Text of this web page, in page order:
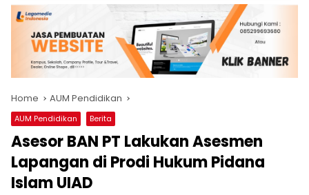
Home AUM Pendidikan
AUM Pendidikan Berita
Asesor BAN PT Lakukan Asesmen
Lapangan di Prodi Hukum Pidana
Islam UIAD